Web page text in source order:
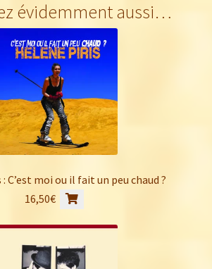
évidemment aussi…
C’est moi ou il fait un peu chaud ?
16,50€